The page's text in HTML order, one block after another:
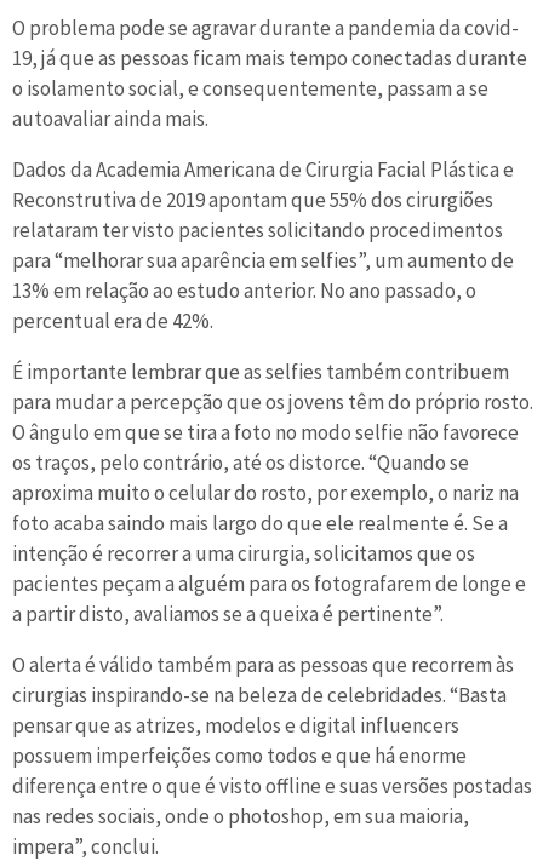
O problema pode se agravar durante a pandemia da covid-
19, já que as pessoas ficam mais tempo conectadas durante
o isolamento social, e consequentemente, passam a se
autoavaliar ainda mais.
Dados da Academia Americana de Cirurgia Facial Plástica e
Reconstrutiva de 2019 apontam que 55% dos cirurgiões
relataram ter visto pacientes solicitando procedimentos
para “melhorar sua aparência em selfies”, um aumento de
13% em relação ao estudo anterior. No ano passado, o
percentual era de 42%.
É importante lembrar que as selfies também contribuem
para mudar a percepção que os jovens têm do próprio rosto.
O ângulo em que se tira a foto no modo selfie não favorece
os traços, pelo contrário, até os distorce. “Quando se
aproxima muito o celular do rosto, por exemplo, o nariz na
foto acaba saindo mais largo do que ele realmente é. Se a
intenção é recorrer a uma cirurgia, solicitamos que os
pacientes peçam a alguém para os fotografarem de longe e
a partir disto, avaliamos se a queixa é pertinente”.
O alerta é válido também para as pessoas que recorrem às
cirurgias inspirando-se na beleza de celebridades. “Basta
pensar que as atrizes, modelos e digital influencers
possuem imperfeições como todos e que há enorme
diferença entre o que é visto offline e suas versões postadas
nas redes sociais, onde o photoshop, em sua maioria,
impera”, conclui.